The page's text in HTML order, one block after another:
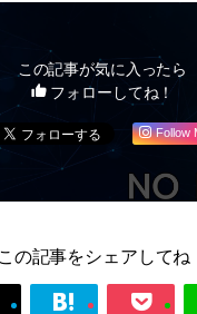
この記事が気に入ったら
フォローしてね！
Follow
この記事をシェアしてね